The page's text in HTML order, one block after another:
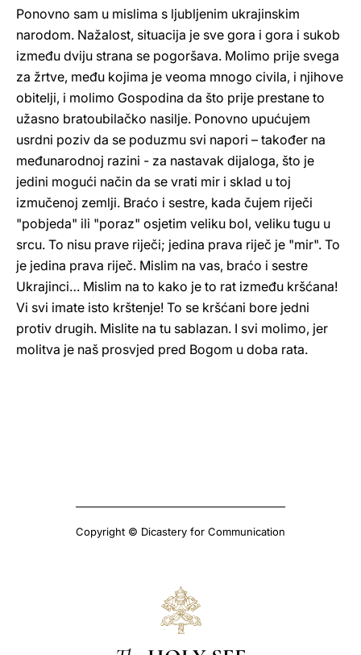
Ponovno sam u mislima s ljubljenim ukrajinskim
narodom. Nažalost, situacija je sve gora i gora i sukob
između dviju strana se pogoršava. Molimo prije svega
za žrtve, među kojima je veoma mnogo civila, i njihove
obitelji, i molimo Gospodina da što prije prestane to
užasno bratoubilačko nasilje. Ponovno upućujem
usrdni poziv da se poduzmu svi napori – također na
međunarodnoj razini - za nastavak dijaloga, što je
jedini mogući način da se vrati mir i sklad u toj
izmučenoj zemlji. Braćo i sestre, kada čujem riječi
"pobjeda" ili "poraz" osjetim veliku bol, veliku tugu u
srcu. To nisu prave riječi; jedina prava riječ je "mir". To
je jedina prava riječ. Mislim na vas, braćo i sestre
Ukrajinci… Mislim na to kako je to rat između kršćana!
Vi svi imate isto krštenje! To se kršćani bore jedni
protiv drugih. Mislite na tu sablazan. I svi molimo, jer
molitva je naš prosvjed pred Bogom u doba rata.
Copyright © Dicastery for Communication